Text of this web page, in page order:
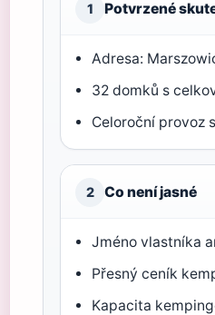
1 Potvrzené
Adresa:
32 domků s
Celoroční provoz
2 Co není jasné
Jméno vlastníka
Přesný ceník
Kapacita